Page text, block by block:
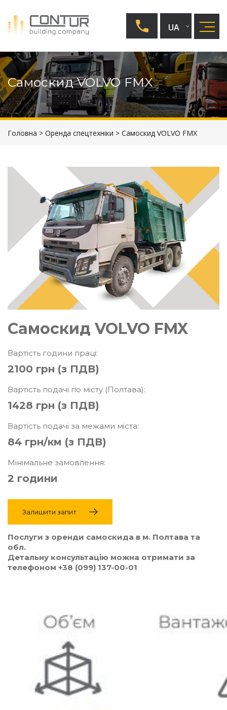
UA
EN
RU
Самоскид VOLVO FMX
Головна > Оренда спецтехніки > Самоскид VOLVO FMX
Самоскид VOLVO FMX
Вартість години праці:
2100 грн (з ПДВ)
Вартість подачі по місту (Полтава):
1428 грн (з ПДВ)
Вартість подачі за межами міста:
84 грн/км (з ПДВ)
Мінімальне замовлення:
2 години
Залишити запит
Послуги з оренди самоскида в м. Полтава та
обл.
Детальну консультацію можна отримати за
телефоном +38 (099) 137-00-01